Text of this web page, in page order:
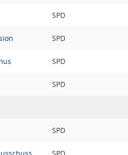
SPD
SPD
SPD
SPD
SPD